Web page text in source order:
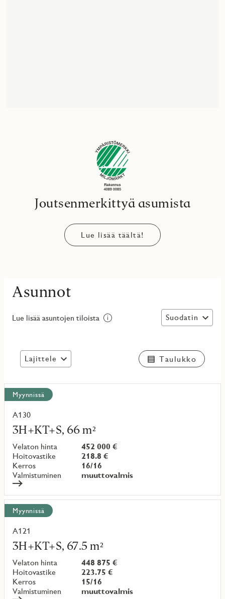
Joutsenmerkittyä asumista
Lue lisää täältä!
Asunnot
Lue lisää asuntojen tiloista Suodatin
Lajittele Taulukko
Näytä
kaikki
kohteet
Myynnissä
A130
3H+KT+S, 66 m²
Velaton hinta
452 000 €
Hoitovastike
218.8 €
Kerros
16/16
Valmistuminen
muuttovalmis
Lue
lisää
kohteesta
Myynnissä
A121
3H+KT+S, 67.5 m²
Velaton hinta
448 875 €
Hoitovastike
223.75 €
Kerros
15/16
Valmistuminen
muuttovalmis
Lue
lisää
kohteesta